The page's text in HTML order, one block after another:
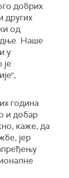
добрих
других
од
Наше
у
година
и добар
каже, да
јер